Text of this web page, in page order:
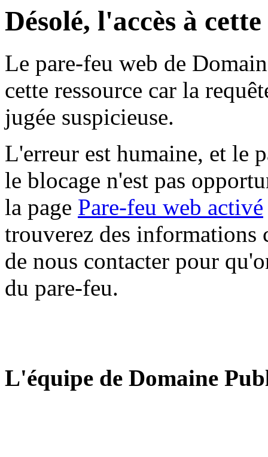
Désolé, l'accès à
Le pare-feu web de
cette ressource car la
jugée suspicieuse.
L'erreur est humaine, et le
le blocage n'est pas
la page Pare-feu web activé
trouverez des informations
de nous contacter pour
du pare-feu.
L'équipe de Domaine